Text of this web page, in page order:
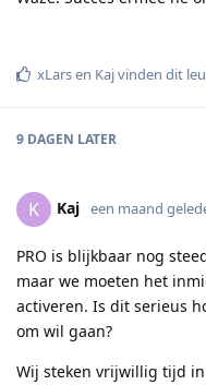
xLarsen Kajvinden dit
9 DAGEN LATER
K Kaj een maand
PRO is blijkbaar nog
maar we moeten het
activeren. Is dit serieus
om wil gaan?
Wij steken vrijwillig tijd